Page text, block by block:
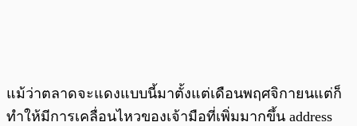
แม้ว่าตลาดจะแดงแบบนี้มาตั้งแต่เดือนพฤศจิกายนแต่ก็
ทำให้มีการเคลื่อนไหวของเจ้ามือที่เพิ่มมากขึ้น address